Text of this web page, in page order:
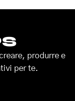
produrre e
per te.